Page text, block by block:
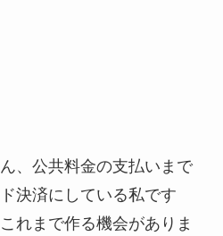
、公共料金の支払いまで
決済にしている私です
れまで作る機会がありま